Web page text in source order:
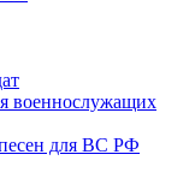
военнослужащих
для ВС РФ